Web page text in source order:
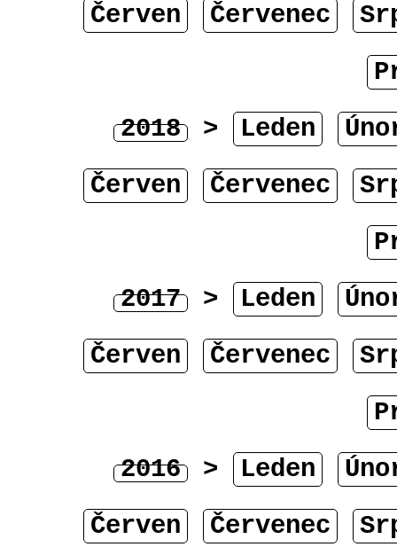
Červen
Červenec
2018 > Leden
Červen
Červenec
2017 > Leden
Červen
Červenec
2016 > Leden
Červen
Červenec